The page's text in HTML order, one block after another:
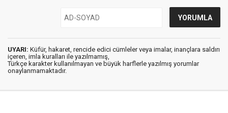
UYARI: Küfür, hakaret, rencide edici cümleler veya imalar, inançlara saldırı
içeren, imla kuralları ile yazılmamış,
Türkçe karakter kullanılmayan ve büyük harflerle yazılmış yorumlar
onaylanmamaktadır.